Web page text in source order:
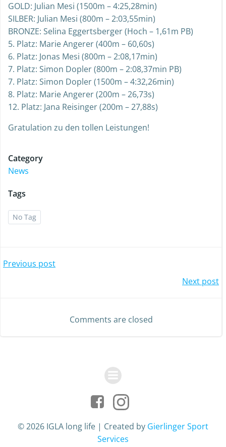
GOLD: Julian Mesi (1500m – 4:25,28min)
SILBER: Julian Mesi (800m – 2:03,55min)
BRONZE: Selina Eggertsberger (Hoch – 1,61m PB)
5. Platz: Marie Angerer (400m – 60,60s)
6. Platz: Jonas Mesi (800m – 2:08,17min)
7. Platz: Simon Dopler (800m – 2:08,37min PB)
7. Platz: Simon Dopler (1500m – 4:32,26min)
8. Platz: Marie Angerer (200m – 26,73s)
12. Platz: Jana Reisinger (200m – 27,88s)
Gratulation zu den tollen Leistungen!
Category
News
Tags
No Tag
Post
Previous post
navigation
Next post
Comments are closed
© 2026 IGLA long life | Created by Gierlinger Sport
Services